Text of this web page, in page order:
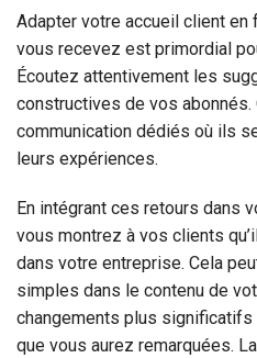
Adapter votre accueil client
vous recevez est primordial
Écoutez attentivement les
constructives de vos abonnés.
communication dédiés où ils
leurs expériences.
En intégrant ces retours dans
vous montrez à vos clients
dans votre entreprise. Cela
simples dans le contenu de
changements plus
que vous aurez remarquées.